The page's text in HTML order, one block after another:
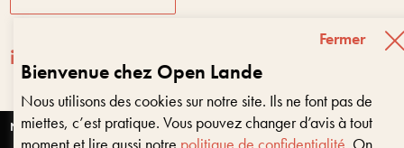
Nous vous aidons à être encore là dans 10 ans
?
Nantes
Bienvenue chez Open Lande
Fermer
Nous utilisons des cookies sur notre site. Ils ne font pas de
miettes, c’est pratique. Vous pouvez changer d’avis à tout
moment et lire aussi notre politique de confidentialité . On